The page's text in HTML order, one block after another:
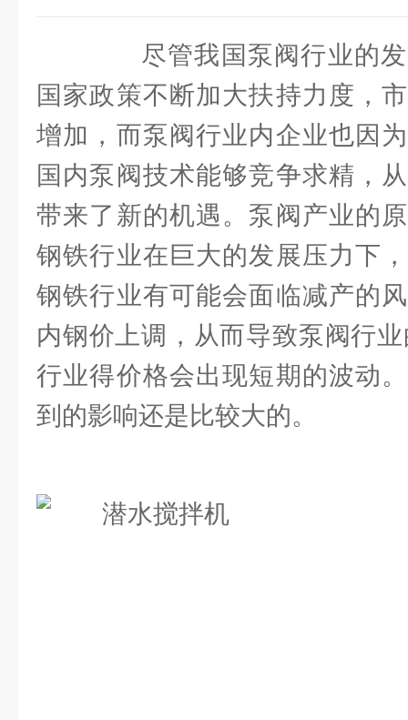
尽管我国泵阀行业的发
国家政策不断加大扶持力度，
增加，而泵阀行业内企业也因
国内泵阀技术能够竞争求精，
带来了新的机遇。泵阀产业的
钢铁行业在巨大的发展压力下
钢铁行业有可能会面临减产的
内钢价上调，从而导致泵阀行
行业得价格会出现短期的波动
到的影响还是比较大的。